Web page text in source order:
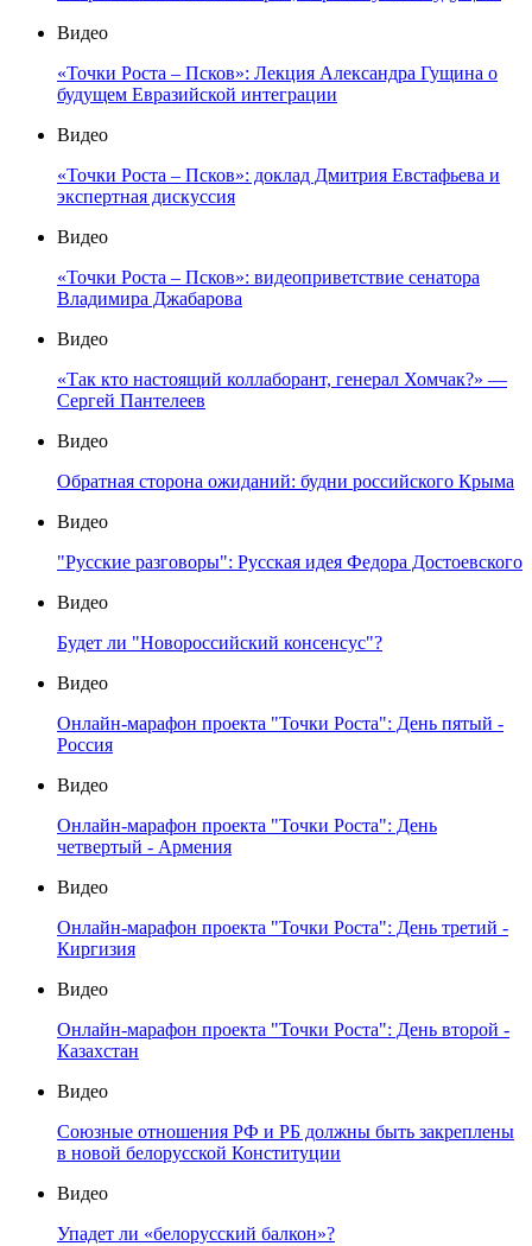
Видео
«Точки Роста – Псков»: Лекция Александра Гущина о
будущем Евразийской интеграции
Видео
«Точки Роста – Псков»: доклад Дмитрия Евстафьева и
экспертная дискуссия
Видео
«Точки Роста – Псков»: видеоприветствие сенатора
Владимира Джабарова
Видео
«Так кто настоящий коллаборант, генерал Хомчак?» —
Сергей Пантелеев
Видео
Обратная сторона ожиданий: будни российского Крыма
Видео
"Русские разговоры": Русская идея Федора Достоевского
Видео
Будет ли "Новороссийский консенсус"?
Видео
Онлайн-марафон проекта "Точки Роста": День пятый -
Россия
Видео
Онлайн-марафон проекта "Точки Роста": День
четвертый - Армения
Видео
Онлайн-марафон проекта "Точки Роста": День третий -
Киргизия
Видео
Онлайн-марафон проекта "Точки Роста": День второй -
Казахстан
Видео
Союзные отношения РФ и РБ должны быть закреплены
в новой белорусской Конституции
Видео
Упадет ли «белорусский балкон»?